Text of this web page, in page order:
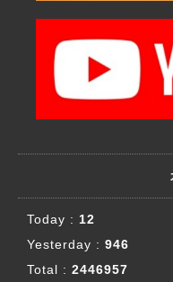
Today : 12
Yesterday : 946
Total : 2446957